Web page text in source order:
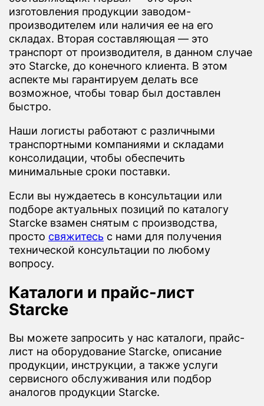
изготовления продукции заводом-
производителем или наличия ее на его
складах. Вторая составляющая — это
транспорт от производителя, в данном случае
это Starcke, до конечного клиента. В этом
аспекте мы гарантируем делать все
возможное, чтобы товар был доставлен
быстро.
Наши логисты работают с различными
транспортными компаниями и складами
консолидации, чтобы обеспечить
минимальные сроки поставки.
Если вы нуждаетесь в консультации или
подборе актуальных позиций по каталогу
Starcke взамен снятым с производства,
просто свяжитесь с нами для получения
технической консультации по любому
вопросу.
Каталоги и прайс-лист
Starcke
Вы можете запросить у нас каталоги, прайс-
лист на оборудование Starcke, описание
продукции, инструкции, а также услуги
сервисного обслуживания или подбор
аналогов продукции Starcke.